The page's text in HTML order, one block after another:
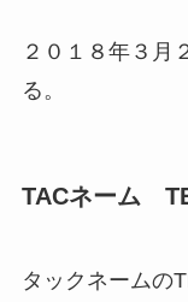
２０１８年３月
る。
TACネーム
タックネームの